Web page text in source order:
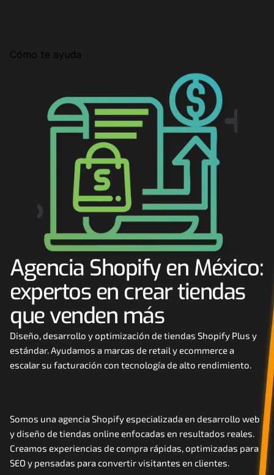
MHA Intelligence
Google Ads
Desarrollo Web
Automatización
Email marketing
Join
Events
Careers
Docs
About
Cómo te ayuda
Agencia Shopify en México:
expertos en crear tiendas
que venden más
Diseño, desarrollo y optimización de tiendas Shopify Plus y
estándar. Ayudamos a marcas de retail y ecommerce a
escalar su facturación con tecnología de alto rendimiento.
Somos una agencia Shopify especializada en desarrollo web
y diseño de tiendas online enfocadas en resultados reales.
Creamos experiencias de compra rápidas, optimizadas para
SEO y pensadas para convertir visitantes en clientes.